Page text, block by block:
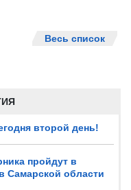
второй день!
пройдут в
Самарской области
Весь список